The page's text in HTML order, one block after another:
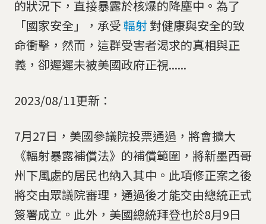
的狀況下，直接暴露於核爆的降塵中。為了
「國家安全」，承受輻射對健康與安全的致
命衝擊，然而，這群受害者渴求的真相與正
義，卻遲遲未被美國政府正視......
2023/08/11更新：
7月27日，美國參議院投票通過，將會擴大
《輻射暴露補償法》的補償範圍，將新墨西哥
州下風處的居民也納入其中。此項修正案之後
將交由眾議院審理，通過後才能交由總統正式
簽署成立。此外，美國總統拜登也於8月9日